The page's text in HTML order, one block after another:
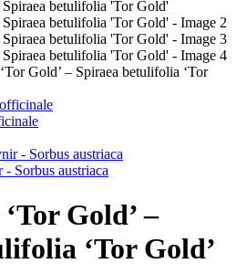
Gold’ – Spiraea betulifolia ‘Tor
Sorbus austriaca
Gold’ –
‘Tor Gold’